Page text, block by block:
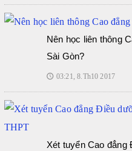
Nên học liên thông
Sài Gòn?
🕔 03:21, 8.Th10 2017
Xét tuyển Cao